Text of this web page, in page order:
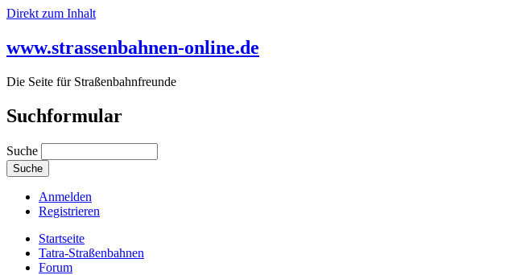
Direkt zum Inhalt
www.strassenbahnen-online.de
Die Seite für Straßenbahnfreunde
Suchformular
Suche
Anmelden
Registrieren
Startseite
Tatra-Straßenbahnen
Forum